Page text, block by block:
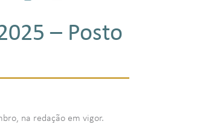
– Posto
na redação em vigor.